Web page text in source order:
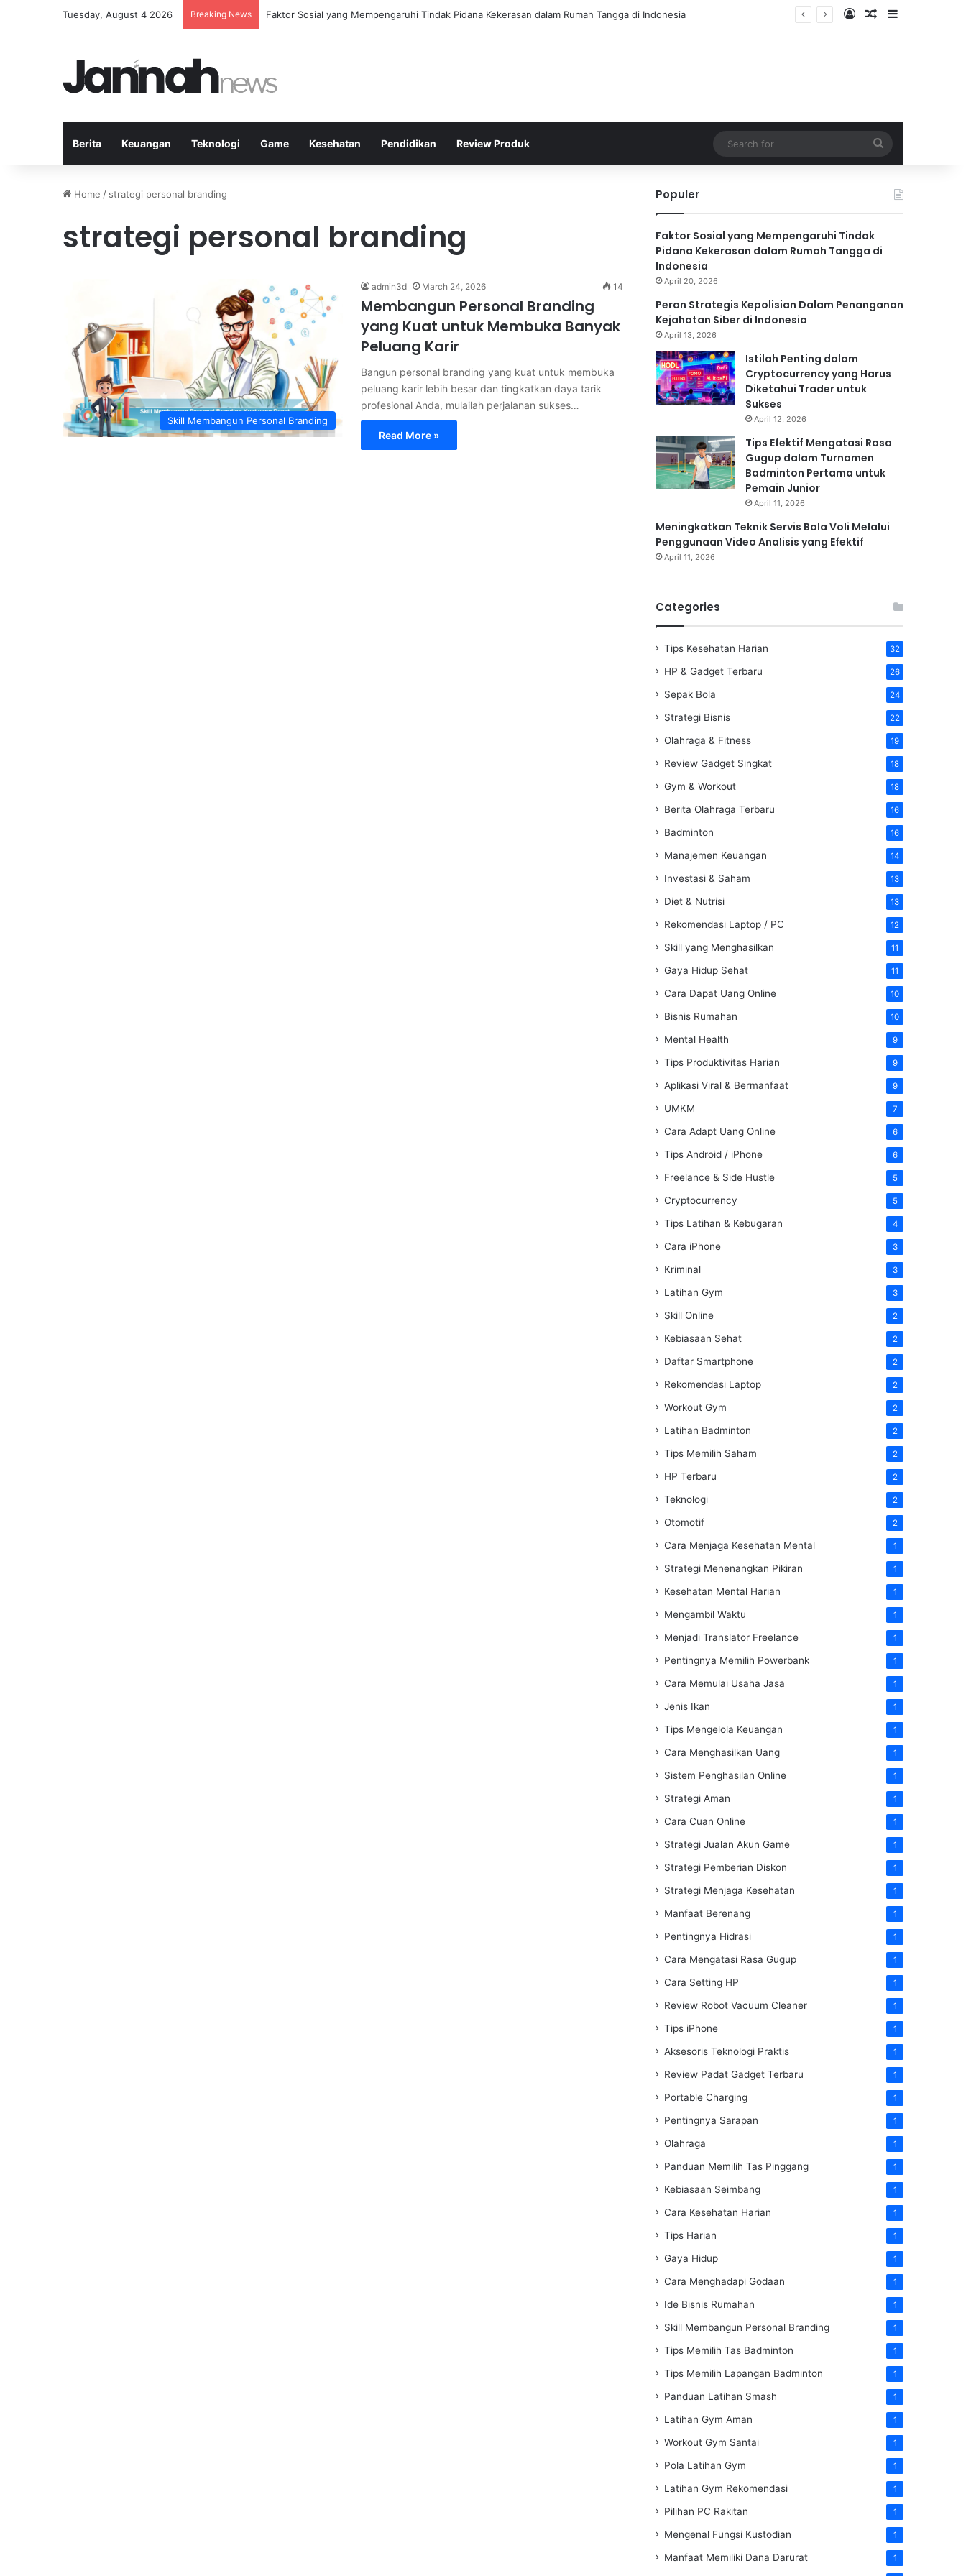
Tuesday, August 4 2026 Breaking News Faktor Sosial yang Mempengaruhi Tindak Pidana Kekerasan dalam Rumah Tangga di Indonesia Log InRandom Article
Sidebar
Berita Keuangan Teknologi Game Kesehatan Pendidikan Review Produk
for
Home / strategi personal branding
strategi personal branding
Skill Membangun Personal Branding
admin3d March 24, 2026 14
Membangun Personal Branding
yang Kuat untuk Membuka Banyak
Peluang Karir
Bangun personal branding yang kuat untuk membuka
peluang karir lebih besar dan tingkatkan daya tarik
profesional Anda, mulailah perjalanan sukses…
Read More »
Populer
Faktor Sosial yang Mempengaruhi Tindak
Pidana Kekerasan dalam Rumah Tangga di
Indonesia
April 20, 2026
Peran Strategis Kepolisian Dalam Penanganan
Kejahatan Siber di Indonesia
April 13, 2026
Istilah Penting dalam
Cryptocurrency yang Harus
Diketahui Trader untuk
Sukses
April 12, 2026
Tips Efektif Mengatasi Rasa
Gugup dalam Turnamen
Badminton Pertama untuk
Pemain Junior
April 11, 2026
Meningkatkan Teknik Servis Bola Voli Melalui
Penggunaan Video Analisis yang Efektif
April 11, 2026
Categories
Tips Kesehatan Harian 32
HP & Gadget Terbaru 26
Sepak Bola 24
Strategi Bisnis 22
Olahraga & Fitness 19
Review Gadget Singkat 18
Gym & Workout 18
Berita Olahraga Terbaru 16
Badminton 16
Manajemen Keuangan 14
Investasi & Saham 13
Diet & Nutrisi 13
Rekomendasi Laptop / PC 12
Skill yang Menghasilkan 11
Gaya Hidup Sehat 11
Cara Dapat Uang Online 10
Bisnis Rumahan 10
Mental Health 9
Tips Produktivitas Harian 9
Aplikasi Viral & Bermanfaat 9
UMKM 7
Cara Adapt Uang Online 6
Tips Android / iPhone 6
Freelance & Side Hustle 5
Cryptocurrency 5
Tips Latihan & Kebugaran 4
Cara iPhone 3
Kriminal 3
Latihan Gym 3
Skill Online 2
Kebiasaan Sehat 2
Daftar Smartphone 2
Rekomendasi Laptop 2
Workout Gym 2
Latihan Badminton 2
Tips Memilih Saham 2
HP Terbaru 2
Teknologi 2
Otomotif 2
Cara Menjaga Kesehatan Mental 1
Strategi Menenangkan Pikiran 1
Kesehatan Mental Harian 1
Mengambil Waktu 1
Menjadi Translator Freelance 1
Pentingnya Memilih Powerbank 1
Cara Memulai Usaha Jasa 1
Jenis Ikan 1
Tips Mengelola Keuangan 1
Cara Menghasilkan Uang 1
Sistem Penghasilan Online 1
Strategi Aman 1
Cara Cuan Online 1
Strategi Jualan Akun Game 1
Strategi Pemberian Diskon 1
Strategi Menjaga Kesehatan 1
Manfaat Berenang 1
Pentingnya Hidrasi 1
Cara Mengatasi Rasa Gugup 1
Cara Setting HP 1
Review Robot Vacuum Cleaner 1
Tips iPhone 1
Aksesoris Teknologi Praktis 1
Review Padat Gadget Terbaru 1
Portable Charging 1
Pentingnya Sarapan 1
Olahraga 1
Panduan Memilih Tas Pinggang 1
Kebiasaan Seimbang 1
Cara Kesehatan Harian 1
Tips Harian 1
Gaya Hidup 1
Cara Menghadapi Godaan 1
Ide Bisnis Rumahan 1
Skill Membangun Personal Branding 1
Tips Memilih Tas Badminton 1
Tips Memilih Lapangan Badminton 1
Panduan Latihan Smash 1
Latihan Gym Aman 1
Workout Gym Santai 1
Pola Latihan Gym 1
Latihan Gym Rekomendasi 1
Pilihan PC Rakitan 1
Mengenal Fungsi Kustodian 1
Manfaat Memiliki Dana Darurat 1